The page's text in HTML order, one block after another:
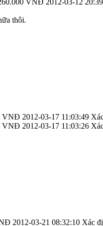
VNĐ 2012-03-12
thôi.
2012-03-17 11:03:49
2012-03-17 11:03:26
2012-03-21 08:32:10 Xác